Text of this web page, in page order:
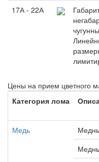
17А - 22А
Цены на прием цветного
Категория лома
Медь